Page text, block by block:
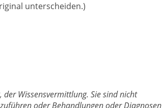
unterscheiden.)
Wissensvermittlung. Sie sind nicht
oder Behandlungen oder Diagnosen